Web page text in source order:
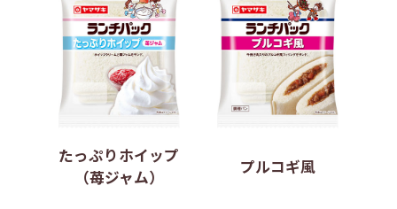
たっぷりホイップ
（苺ジャム）
プルコギ風